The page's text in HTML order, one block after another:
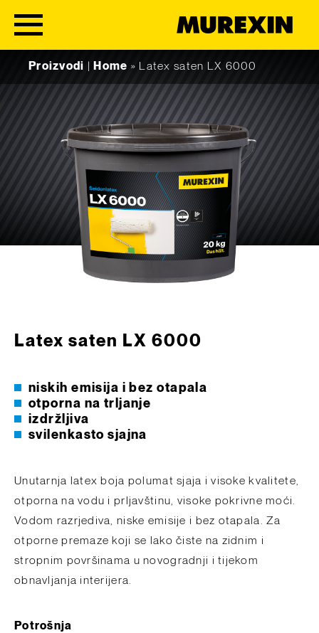
Proizvodi
Home » Latex saten LX 6000
Latex saten LX 6000
niskih emisija i bez otapala
otporna na trljanje
izdržljiva
svilenkasto sjajna
Unutarnja latex boja polumat sjaja i visoke kvalitete,
otporna na vodu i prljavštinu, visoke pokrivne moći.
Vodom razrjediva, niske emisije i bez otapala. Za
otporne premaze koji se lako čiste na zidnim i
stropnim površinama u novogradnji i tijekom
obnavljanja interijera.
Potrošnja